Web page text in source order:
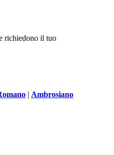
richiedono il tuo
| Ambrosiano